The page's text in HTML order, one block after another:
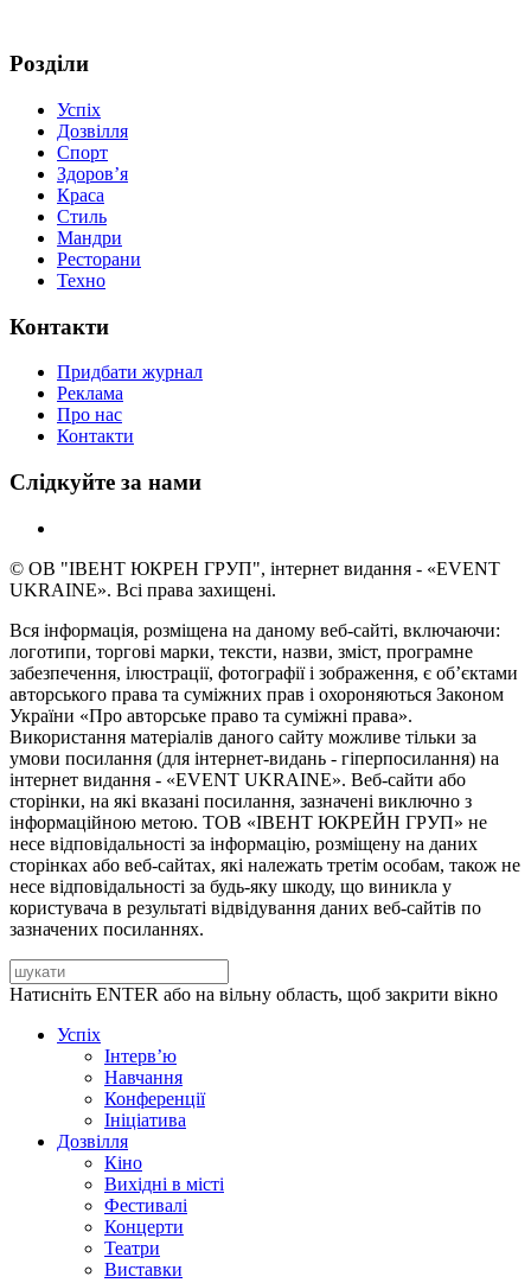
Розділи
Успіх
Дозвілля
Спорт
Здоров’я
Краса
Стиль
Мандри
Ресторани
Техно
Контакти
Придбати журнал
Реклама
Про нас
Контакти
Слідкуйте за нами
© ОВ "ІВЕНТ ЮКРЕН ГРУП", інтернет видання - «EVENT
UKRAINE». Всі права захищені.
Вся інформація, розміщена на даному веб-сайті, включаючи:
логотипи, торгові марки, тексти, назви, зміст, програмне
забезпечення, ілюстрації, фотографії і зображення, є об’єктами
авторського права та суміжних прав і охороняються Законом
України «Про авторське право та суміжні права».
Використання матеріалів даного сайту можливе тільки за
умови посилання (для інтернет-видань - гіперпосилання) на
інтернет видання - «EVENT UKRAINE». Веб-сайти або
сторінки, на які вказані посилання, зазначені виключно з
інформаційною метою. ТОВ «ІВЕНТ ЮКРЕЙН ГРУП» не
несе відповідальності за інформацію, розміщену на даних
сторінках або веб-сайтах, які належать третім особам, також не
несе відповідальності за будь-яку шкоду, що виникла у
користувача в результаті відвідування даних веб-сайтів по
зазначених посиланнях.
Натисніть ENTER або на вільну область, щоб закрити вікно
Успіх
Інтерв’ю
Навчання
Конференції
Ініціатива
Дозвілля
Кіно
Вихідні в місті
Фестивалі
Концерти
Театри
Виставки